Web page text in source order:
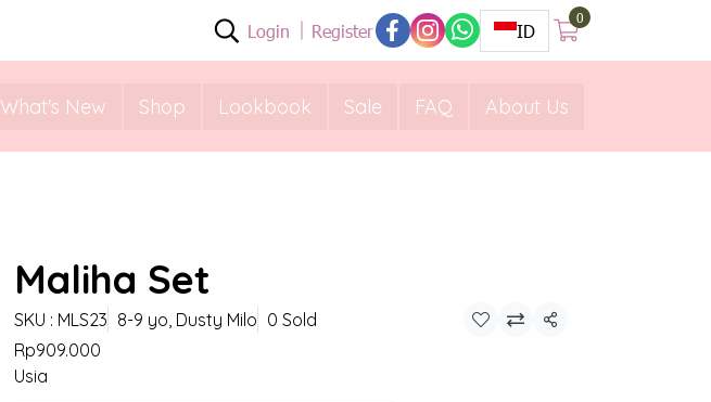
Login Register ID
0
What's New Shop Lookbook Sale FAQ About Us
Maliha Set
SKU : MLS23 8-9 yo, Dusty Milo 0 Sold
Share
Rp909.000
Usia